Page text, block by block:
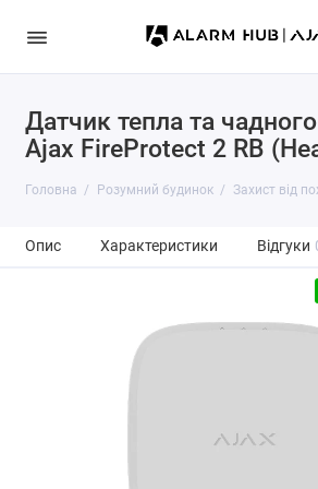
Датчик тепла та чадного
Ajax FireProtect 2 RB
Головна Розумний будинок Захист від
Опис Характеристики Відгуки